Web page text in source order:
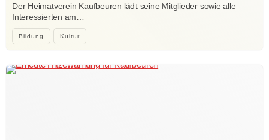
Bildung Kultur
Der Heimatverein Kaufbeuren lädt seine Mitglieder sowie alle
Interessierten am…